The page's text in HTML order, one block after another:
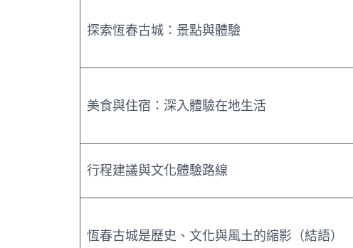
探索恆春古城：景點與體驗
美食與住宿：深入體驗在地生活
行程建議與文化體驗路線
恆春古城是歷史、文化與風土的縮影（結語）